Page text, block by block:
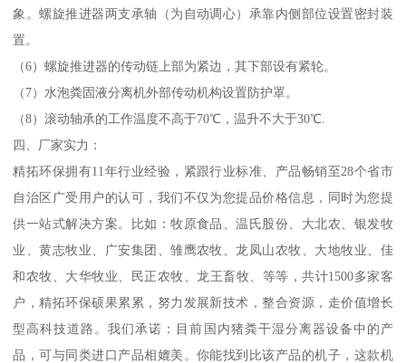
象。螺旋推进器两支承轴（为自动调心）承靠内侧部位设置密封装
置。
（6）螺旋推进器的传动链上部为紧边，其下部设有紧轮。
（7）水泡粪固液分离机外部传动机构设置防护罩。
（8）滚动轴承的工作温度不高于70℃，温升不大于30℃.
四、厂家实力：
精拓环保拥有11年行业经验，紧跟行业标准、产品畅销至28个省市
自治区广受用户的认可，我们不仅为您提品价格信息，同时为您提
供一站式解决方案。比如：牧原食品、温氏股份、大北农、银发牧
业、黄志牧业、广安集团、雏鹰农牧、龙凤山农牧、大地牧业、佳
和农牧、大华牧业、民正农牧、龙王畜牧、等等，共计1500多家客
户，精拓环保硕果累累，努力发展新技术，整合资源，走价值增长
型高科技道路。我们承诺：目前国内猪粪干湿分离器设备中的产
品，可与同类进口产品相媲美。你能找到比该产品的机子，这款机